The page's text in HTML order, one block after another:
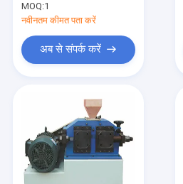
MOQ:1
नवीनतम कीमत पता करें
अब से संपर्क करें